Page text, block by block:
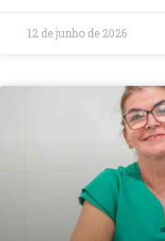
12 de junho de 2026